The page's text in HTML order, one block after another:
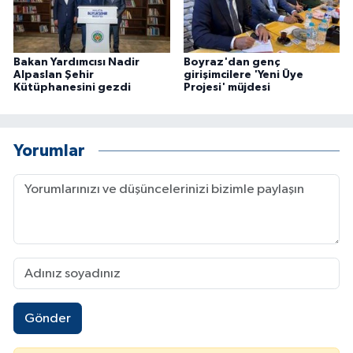
Bakan Yardımcısı Nadir
Alpaslan Şehir
Kütüphanesini gezdi
Boyraz'dan genç
girişimcilere 'Yeni Üye
Projesi' müjdesi
Yorumlar
Gönder